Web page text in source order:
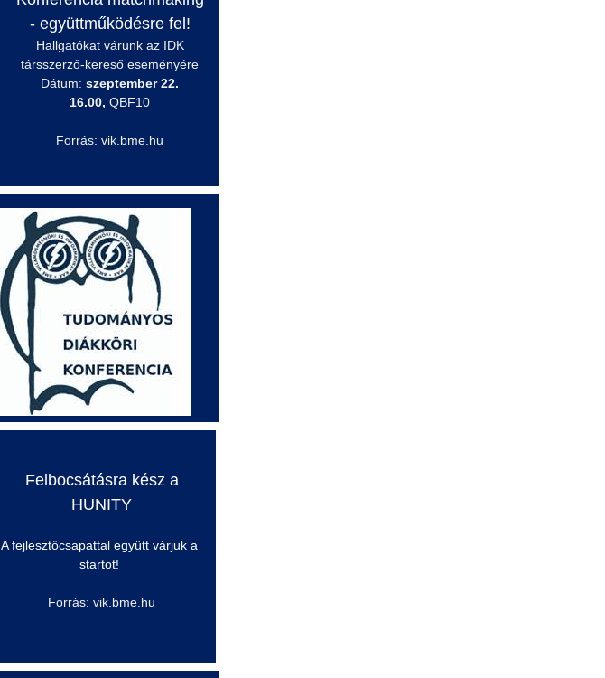
- együttműködésre fel!
Hallgatókat várunk az IDK
társszerző-kereső eseményére
Dátum: szeptember 22.
16.00, QBF10
Forrás: vik.bme.hu
Felbocsátásra kész a
HUNITY
A fejlesztőcsapattal együtt várjuk a
startot!
Forrás: vik.bme.hu